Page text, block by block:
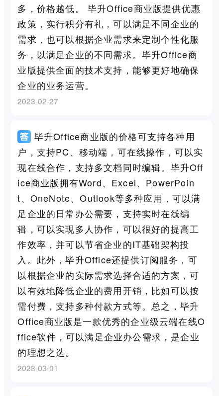
多，价格越低。 毕升Office商业版提供优惠
政策，实行积分有礼，可以满足不同企业的
需求，也可以根据企业需求来定制个性化服
务，以满足企业的不同需求。毕升Office商
业版提供全面的技术支持，能够更好地确保
企业的业务运营。
2023-02-27
毕升Office商业版的价格可支持各种用
户，支持PC、移动端，可在线操作，可以实
现在线合作，支持多文档同时编辑。毕升Off
ice商业版拥有Word、Excel、PowerPoin
t、OneNote、Outlook等多种应用，可以满
足企业的日常办公需要，支持实时在线编
辑，可以实现多人协作，可以很好的提高工
作效率，并可以节省企业的IT基础架构投
入。此外，毕升Office还提供订阅服务，可
以根据企业的实际需求选择合适的方案，可
以有效地降低企业的费用开销，比如可以按
需付费，支持多种付款方式等。总之，毕升
Office商业版是一款优秀的企业级云端在线O
ffice软件，可以满足企业办公需求，是企业
的理想之选。
2023-03-01